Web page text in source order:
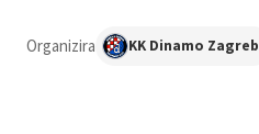
Organizira KK Dinamo Zagreb